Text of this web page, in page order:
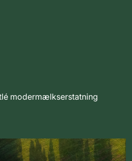
modermælkserstatning